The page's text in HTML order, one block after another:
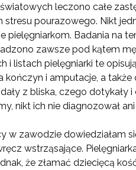
leczono całe
stresu pourazowego. Nikt
pielęgniarkom. Badania na
zawsze pod kątem
i listach pielęgniarki te
kończyn i amputacje, a
z bliska, czego dotykały
nikt ich nie diagnozował
w zawodzie dowiedziałam
wstrząsające.
że złamać dziecięcą